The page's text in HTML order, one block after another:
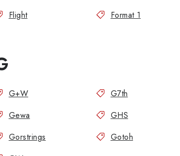
Flight
Format 1
G+W G7th
Gewa
GHS
Gorstrings
Gotoh